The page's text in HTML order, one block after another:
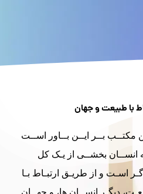
با طبیعت و جهان
مکتــب بــر ایــن بــاور اســت
انســان بخشــی از یـک کل
اسـت و از طریـق ارتبـاط بـا
دیگـر انســان ها، و جهــان